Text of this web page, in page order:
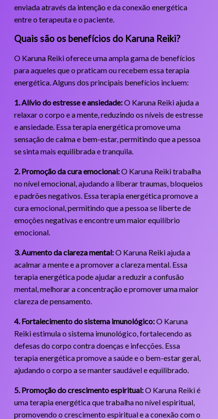
enviada através da intenção e da conexão energética
entre o terapeuta e o paciente.
Quais são os benefícios do Karuna Reiki?
O Karuna Reiki oferece uma ampla gama de benefícios
para aqueles que o praticam ou recebem essa terapia
energética. Alguns dos principais benefícios incluem:
1. Alívio do estresse e ansiedade:O Karuna Reiki ajuda a
relaxar o corpo e a mente, reduzindo os níveis de estresse
e ansiedade. Essa terapia energética promove uma
sensação de calma e bem-estar, permitindo que a pessoa
se sinta mais equilibrada e tranquila.
2. Promoção da cura emocional:O Karuna Reiki trabalha
no nível emocional, ajudando a liberar traumas, bloqueios
e padrões negativos. Essa terapia energética promove a
cura emocional, permitindo que a pessoa se liberte de
emoções negativas e encontre um maior equilíbrio
emocional.
3. Aumento da clareza mental:O Karuna Reiki ajuda a
acalmar a mente e a promover a clareza mental. Essa
terapia energética pode ajudar a reduzir a confusão
mental, melhorar a concentração e promover uma maior
clareza de pensamento.
4. Fortalecimento do sistema imunológico:O Karuna
Reiki estimula o sistema imunológico, fortalecendo as
defesas do corpo contra doenças e infecções. Essa
terapia energética promove a saúde e o bem-estar geral,
ajudando o corpo a se manter saudável e equilibrado.
5. Promoção do crescimento espiritual:O Karuna Reiki é
uma terapia energética que trabalha no nível espiritual,
promovendo o crescimento espiritual e a conexão com o